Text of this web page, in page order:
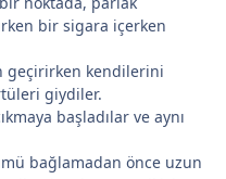
bir sigara içerken
geçirirken kendilerini
giydiler.
başladılar ve aynı
bağlamadan önce uzun